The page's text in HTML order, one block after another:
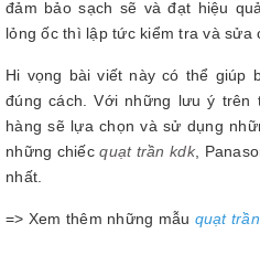
đảm bảo sạch sẽ và đạt hiệu
lỏng ốc thì lập tức kiểm tra và sửa
Hi vọng bài viết này có thể giúp
đúng cách. Với những lưu ý trên
hàng sẽ lựa chọn và sử dụng
những chiếcquạt trần kdk,
nhất.
=> Xem thêm những mẫu quạt